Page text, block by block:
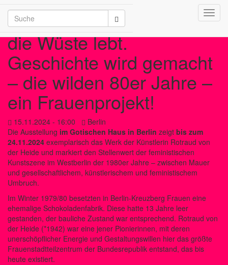
/2026
die Wüste lebt.
Geschichte wird gemacht
– die wilden 80er Jahre –
ein Frauenprojekt!
15.11.2024 - 16:00
Berlin
Die Ausstellung im Gotischen Haus in Berlin zeigt bis zum
24.11.2024 exemplarisch das Werk der Künstlerin Rotraud von
der Heide und markiert den Stellenwert der feministischen
Kunstszene im Westberlin der 1980er Jahre – zwischen Mauer
und gesellschaftlichem, künstlerischem und feministischem
Umbruch.
Im Winter 1979/80 besetzten in Berlin-Kreuzberg Frauen eine
ehemalige Schokoladenfabrik. Diese hatte 13 Jahre leer
gestanden, der bauliche Zustand war entsprechend. Rotraud von
der Heide (*1942) war eine jener Pionierinnen, mit deren
unerschöpflicher Energie und Gestaltungswillen hier das größte
Frauenstadtteilzentrum der Bundesrepublik entstand, das bis
heute existiert.